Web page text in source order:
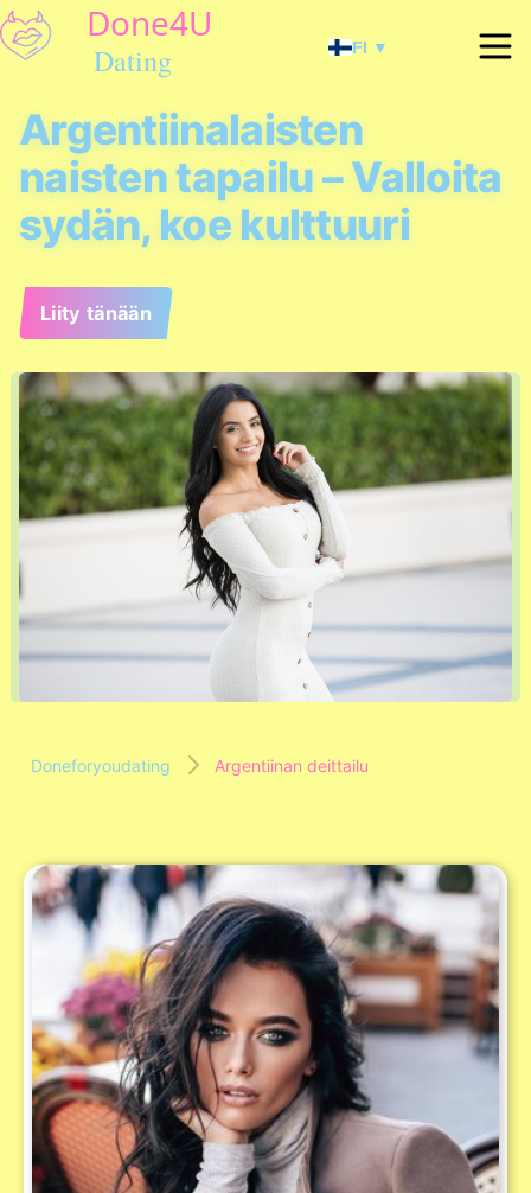
FI ▼
Argentiinalaisten
naisten tapailu – Valloita
sydän, koe kulttuuri
Liity tänään
Doneforyoudating Argentiinan deittailu